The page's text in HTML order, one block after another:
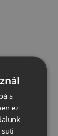
a
ez
süti